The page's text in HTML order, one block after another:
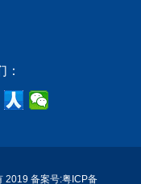
：
2019 备案号:粤ICP备